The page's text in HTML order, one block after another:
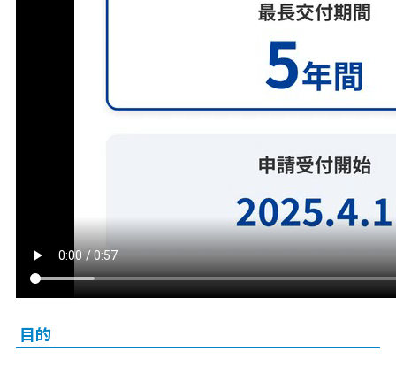
目的